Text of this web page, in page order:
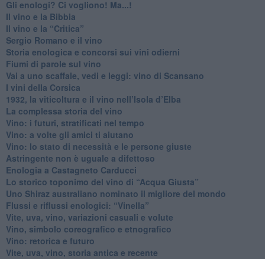
​Gli enologi? Ci vogliono! Ma...!
​Il vino e la Bibbia
​Il vino e la “Critica”
Sergio Romano e il vino
​Storia enologica e concorsi sui vini odierni
Fiumi di parole sul vino
​Vai a uno scaffale, vedi e leggi: vino di Scansano
​I vini della Corsica
​1932, la viticoltura e il vino nell’Isola d’Elba
​La complessa storia del vino
​Vino: i futuri, stratificati nel tempo
Vino: a volte gli amici ti aiutano
Vino: lo stato di necessità e le persone giuste
​Astringente non è uguale a difettoso
Enologia a Castagneto Carducci
Lo storico toponimo del vino di “Acqua Giusta”
Uno Shiraz australiano nominato il migliore del mondo
​Flussi e riflussi enologici: “Vinella”
Vite, uva, vino, variazioni casuali e volute
Vino, simbolo coreografico e etnografico
​Vino: retorica e futuro
​Vite, uva, vino, storia antica e recente